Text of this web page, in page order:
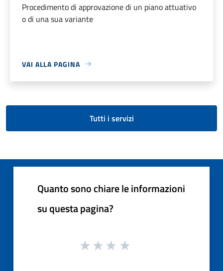
Procedimento di approvazione di un piano attuativo
o di una sua variante
VAI ALLA PAGINA
Tutti i servizi
Quanto sono chiare le informazioni
su questa pagina?